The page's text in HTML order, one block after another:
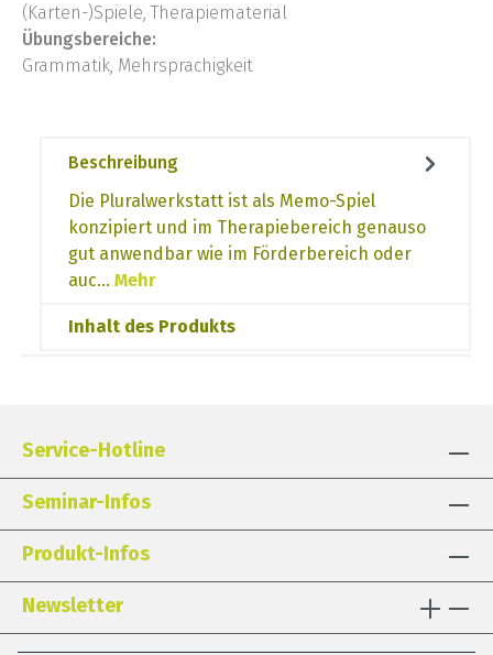
(Karten-)Spiele, Therapiematerial
Übungsbereiche:
Grammatik, Mehrsprachigkeit
Beschreibung
Die Pluralwerkstatt ist als Memo-Spiel
konzipiert und im Therapiebereich genauso
gut anwendbar wie im Förderbereich oder
auc… Mehr
Inhalt des Produkts
Service-Hotline
Seminar-Infos
Produkt-Infos
Newsletter